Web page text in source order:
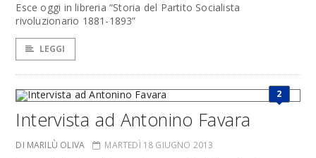
Esce oggi in libreria “Storia del Partito Socialista
rivoluzionario 1881-1893”
LEGGI
2
Intervista ad Antonino Favara
DI MARILÙ OLIVA MARTEDÌ 18 GIUGNO 2013